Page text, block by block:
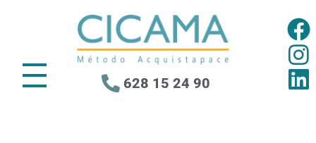
628 15 24 90